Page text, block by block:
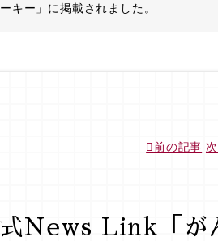
キー」に掲載されました。
前の記事
News Link「が